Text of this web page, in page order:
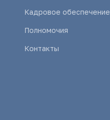
Кадровое обеспечение
Полномочия
Контакты